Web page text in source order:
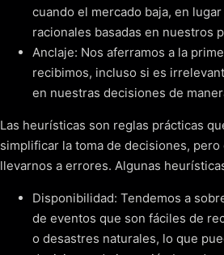
cuando el mercado baja, en
racionales basadas en nuestros
Anclaje: Nos aferramos a la
recibimos, incluso si es
en nuestras decisiones de
Las heurísticas son reglas prácticas
simplificar la toma de decisiones,
llevarnos a errores. Algunas
Disponibilidad: Tendemos a
de eventos que son fáciles de
o desastres naturales, lo que